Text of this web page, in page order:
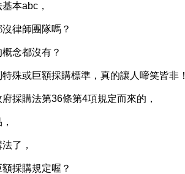
本abc，
律師團隊嗎？
念都沒有？
殊或巨額採購標準，真的讓人啼笑皆非！
採購法第36條第4項規定而來的，
了，
採購規定喔？